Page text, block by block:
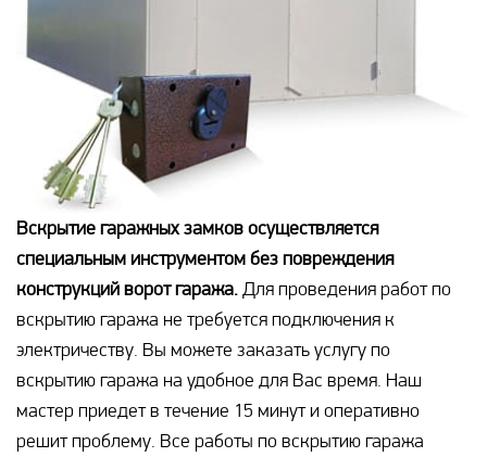
Вскрытие гаражных замков осуществляется
специальным инструментом без повреждения
конструкций ворот гаража. Для проведения работ по
вскрытию гаража не требуется подключения к
электричеству. Вы можете заказать услугу по
вскрытию гаража на удобное для Вас время. Наш
мастер приедет в течение 15 минут и оперативно
решит проблему. Все работы по вскрытию гаража